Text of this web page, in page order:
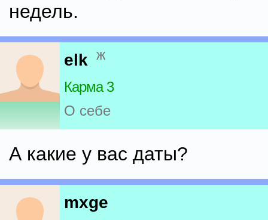
недель.
elk ж
Карма 3
О себе
А какие у вас даты?
mxge